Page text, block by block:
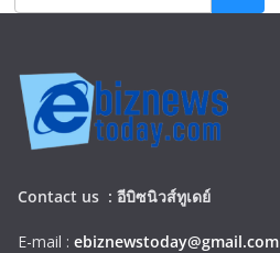
Contact us : อีบิซนิวส์ทูเดย์
E-mail : ebiznewstoday@gmail.com